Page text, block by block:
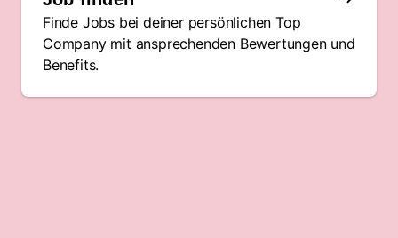
Finde Jobs bei deiner persönlichen Top
Company mit ansprechenden Bewertungen und
Benefits.